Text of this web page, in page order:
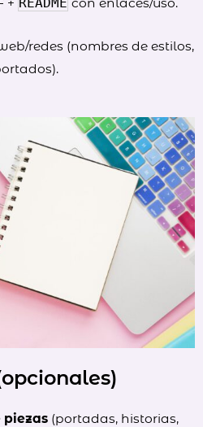
README
redes (nombres de estilos,
piezas(portadas, historias,